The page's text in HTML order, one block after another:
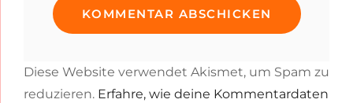
Diese Website verwendet Akismet, um Spam zu
reduzieren. Erfahre, wie deine Kommentardaten